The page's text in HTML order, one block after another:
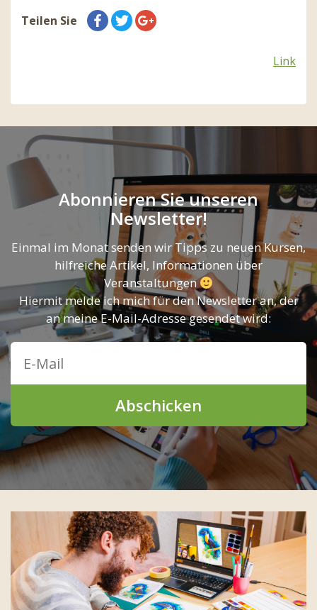
Teilen Sie
Link
Abonnieren Sie unseren
Newsletter!
Einmal im Monat senden wir Tipps zu neuen Kursen,
hilfreiche Artikel, Informationen über
Veranstaltungen
Hiermit melde ich mich für den Newsletter an, der
an meine E-Mail-Adresse gesendet wird:
Abschicken